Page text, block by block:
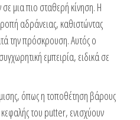
μια πιο σταθερή κίνηση. Η
αδράνειας, καθιστώντας
την πρόσκρουση. Αυτός ο
εμπειρία, ειδικά σε
όπως η τοποθέτηση βάρους
του putter, ενισχύουν